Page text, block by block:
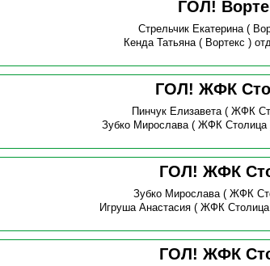
ГОЛ!
Стрельчик Екатерина(
Кенда Татьяна( Вортекс )
ГОЛ! ЖФК
Пинчук Елизавета( ЖФК
Зубко Мирослава( ЖФК Столица
ГОЛ! ЖФК
Зубко Мирослава( ЖФК
Игруша Анастасия( ЖФК
ГОЛ! ЖФК